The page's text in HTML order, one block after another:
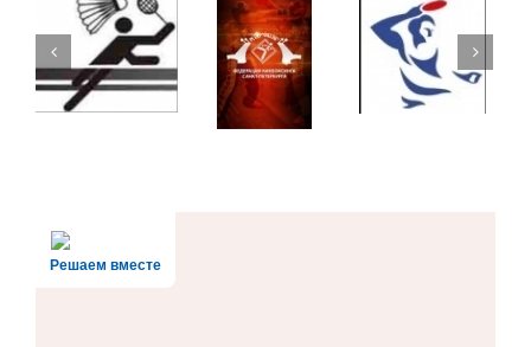
Решаем вместе